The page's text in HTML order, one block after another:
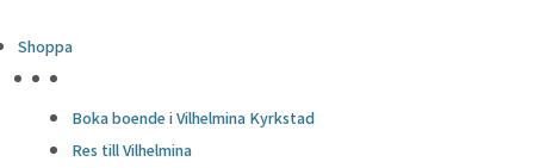
Shoppa
Boka boende i Vilhelmina Kyrkstad
Res till Vilhelmina